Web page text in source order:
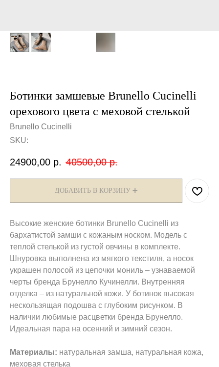
Ботинки замшевые Brunello Cucinelli
орехового цвета с меховой стелькой
Brunello Cucinelli
SKU:
24900,00 р. 40500,00 р.
ДОБАВИТЬ В КОРЗИНУ ➕
Высокие женские ботинки Brunello Cucinelli из
бархатистой замши с кожаным носком. Модель с
теплой стелькой из густой овчины в комплекте.
Шнуровка выполнена из мягкого текстиля, а носок
украшен полосой из цепочки мониль – узнаваемой
черты бренда Брунелло Кучинелли. Внутренняя
отделка – из натуральной кожи. У ботинок высокая
нескользящая подошва с глубоким рисунком. В
наличии любимые расцветки бренда Брунелло.
Идеальная пара на осенний и зимний сезон.
Материалы: натуральная замша, натуральная кожа,
меховая стелька